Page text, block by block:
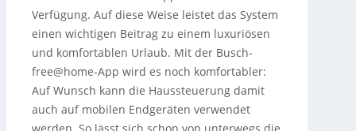
Verfügung. Auf diese Weise leistet das System
einen wichtigen Beitrag zu einem luxuriösen
und komfortablen Urlaub. Mit der Busch-
free@home-App wird es noch komfortabler:
Auf Wunsch kann die Haussteuerung damit
auch auf mobilen Endgeräten verwendet